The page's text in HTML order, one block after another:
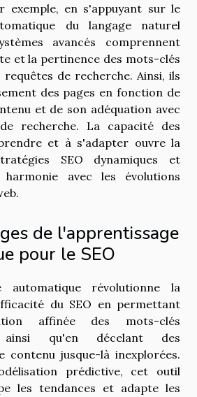
exemple, en s'appuyant sur le
du langage naturel
avancés comprennent
et la pertinence des mots-clés
requêtes de recherche. Ainsi, ils
des pages en fonction de
et de son adéquation avec
recherche. La capacité des
et à s'adapter ouvre la
SEO dynamiques et
avec les évolutions
de l'apprentissage
pour le SEO
automatique révolutionne la
du SEO en permettant
affinée des mots-clés
ainsi qu'en décelant des
contenu jusque-là inexplorées.
prédictive, cet outil
les tendances et adapte les